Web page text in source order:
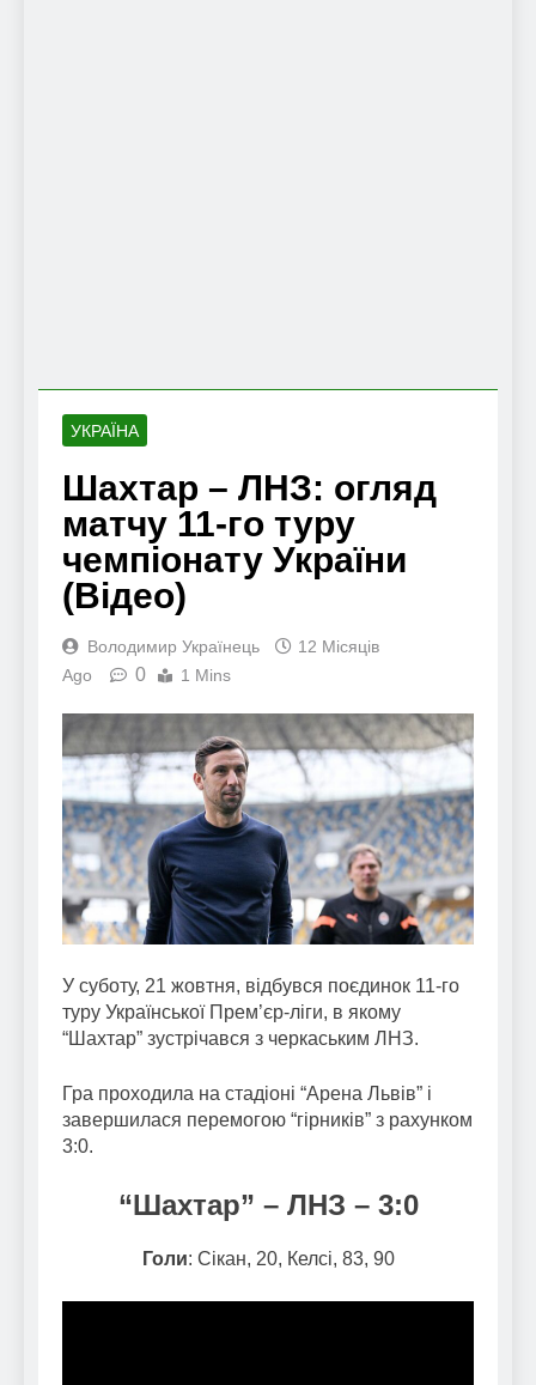
УКРАЇНА
Шахтар – ЛНЗ: огляд
матчу 11-го туру
чемпіонату України
(Відео)
Володимир Українець
12 Місяців
Ago
0 1 Mins
У суботу, 21 жовтня, відбувся поєдинок 11-го
туру Української Прем’єр-ліги, в якому
“Шахтар” зустрічався з черкаським ЛНЗ.
Гра проходила на стадіоні “Арена Львів” і
завершилася перемогою “гірників” з рахунком
3:0.
“Шахтар” – ЛНЗ – 3:0
Голи: Сікан, 20, Келсі, 83, 90